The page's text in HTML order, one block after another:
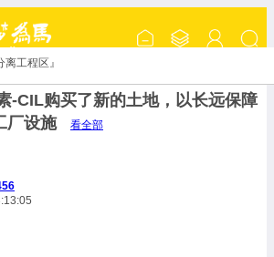
离工程区』
-CIL购买了新的土地，以长远保障
厂设施
看全部